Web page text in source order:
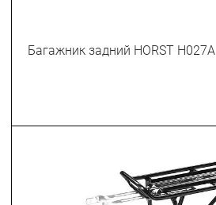
Багажник задний HORST H027A